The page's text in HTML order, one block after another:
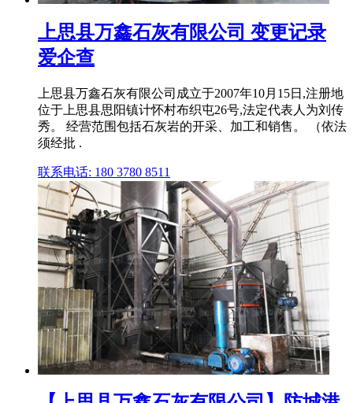
上思县万鑫石灰有限公司 变更记录
爱企查
上思县万鑫石灰有限公司成立于2007年10月15日,注册地
位于上思县思阳镇计怀村布织屯26号,法定代表人为刘传
秀。 经营范围包括石灰岩的开采、加工和销售。 （依法
须经批 .
联系电话: 180 3780 8511